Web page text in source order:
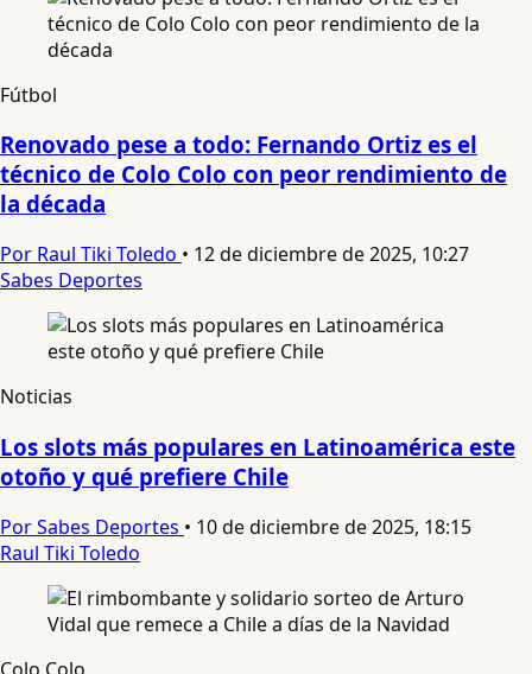
Fútbol
Renovado pese a todo: Fernando Ortiz es el
técnico de Colo Colo con peor rendimiento de
la década
Por Raul Tiki Toledo • 12 de diciembre de 2025, 10:27
Sabes Deportes
Noticias
Los slots más populares en Latinoamérica este
otoño y qué prefiere Chile
Por Sabes Deportes • 10 de diciembre de 2025, 18:15
Raul Tiki Toledo
Colo Colo